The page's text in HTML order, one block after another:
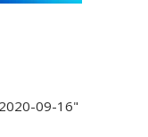
09-16"